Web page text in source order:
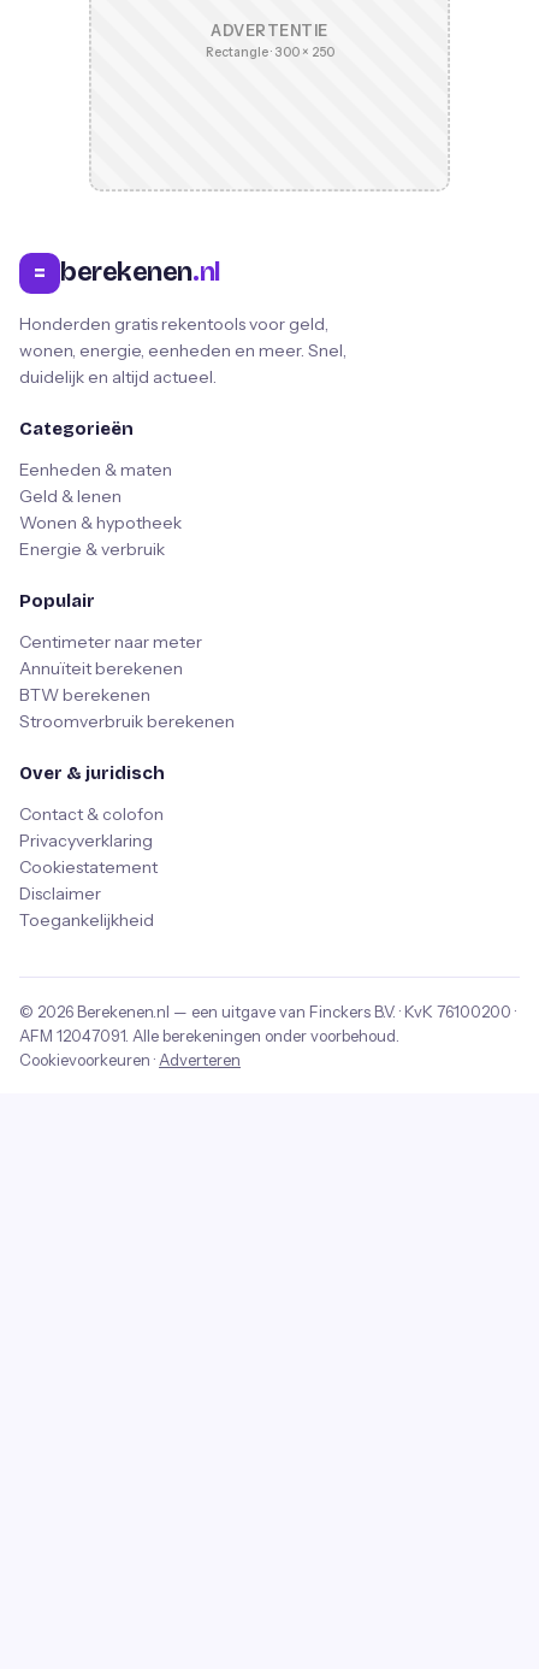
ADVERTENTIE
Rectangle · 300 × 250
= berekenen.nl
Honderden gratis rekentools voor geld,
wonen, energie, eenheden en meer. Snel,
duidelijk en altijd actueel.
Categorieën
Eenheden & maten
Geld & lenen
Wonen & hypotheek
Energie & verbruik
Populair
Centimeter naar meter
Annuïteit berekenen
BTW berekenen
Stroomverbruik berekenen
Over & juridisch
Contact & colofon
Privacyverklaring
Cookiestatement
Disclaimer
Toegankelijkheid
© 2026 Berekenen.nl — een uitgave van Finckers B.V. · KvK 76100200 ·
AFM 12047091 . Alle berekeningen onder voorbehoud.
Cookievoorkeuren · Adverteren